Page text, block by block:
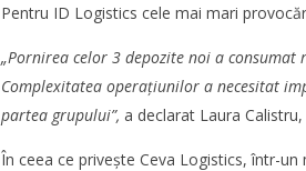
Pentru ID Logistics cele mai mari
„Pornirea celor 3 depozite noi a consumat
Complexitatea operațiunilor a necesitat
partea grupului”, a declarat Laura
În ceea ce privește Ceva Logistics, într-